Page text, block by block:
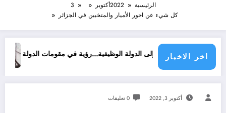
الرئيسية 2022أكتوبر
3
كل شيء عن اجور الأميار والمتخبين في الجزائر
اخر الاخبار
إلى الدولة الوظيفية…رؤية في مقومات الدولة الحديثة 05 نصائح قبل بداية الموسم الجامعي الجديد لطلبة الطب
أكتوبر 3, 2022 0 تعليقات